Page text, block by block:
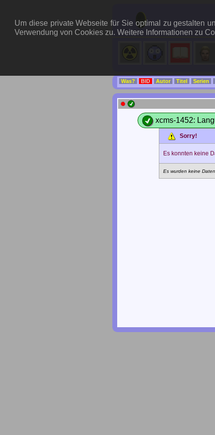
Was? BID Autor Titel Serien
xcms-1452:
Es wurden keine
Sorry!
Es konnten keine
Um diese private Webseite für Sie optimal zu gestalten
Verwendung von Cookies zu. Weitere Informationen zu